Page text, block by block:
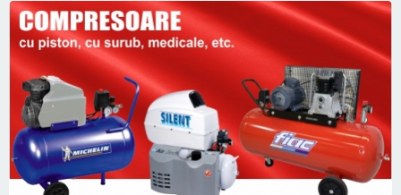
CONTACT
AUTENTIFICARE